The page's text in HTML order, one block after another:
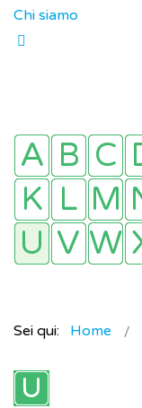
Chi siamo
Sei qui: Home